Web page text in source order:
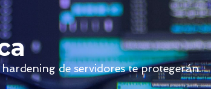
de servidores te protegerán.